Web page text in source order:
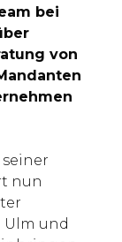
bei
von
nun
Ulm und